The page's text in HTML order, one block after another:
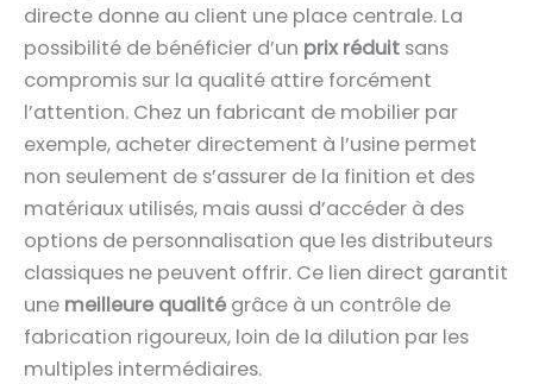
directe donne au client une place centrale. La
possibilité de bénéficier d’un prix réduit sans
compromis sur la qualité attire forcément
l’attention. Chez un fabricant de mobilier par
exemple, acheter directement à l’usine permet
non seulement de s’assurer de la finition et des
matériaux utilisés, mais aussi d’accéder à des
options de personnalisation que les distributeurs
classiques ne peuvent offrir. Ce lien direct garantit
une meilleure qualité grâce à un contrôle de
fabrication rigoureux, loin de la dilution par les
multiples intermédiaires.